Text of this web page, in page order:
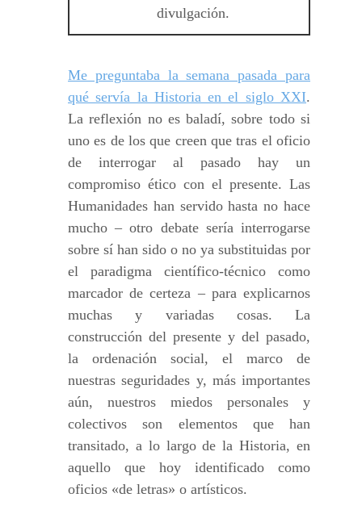
divulgación.
Me preguntaba la semana pasada para
qué servía la Historia en el siglo XXI.
La reflexión no es baladí, sobre todo si
uno es de los que creen que tras el oficio
de interrogar al pasado hay un
compromiso ético con el presente. Las
Humanidades han servido hasta no hace
mucho – otro debate sería interrogarse
sobre sí han sido o no ya substituidas por
el paradigma científico-técnico como
marcador de certeza – para explicarnos
muchas y variadas cosas. La
construcción del presente y del pasado,
la ordenación social, el marco de
nuestras seguridades y, más importantes
aún, nuestros miedos personales y
colectivos son elementos que han
transitado, a lo largo de la Historia, en
aquello que hoy identificado como
oficios «de letras» o artísticos.